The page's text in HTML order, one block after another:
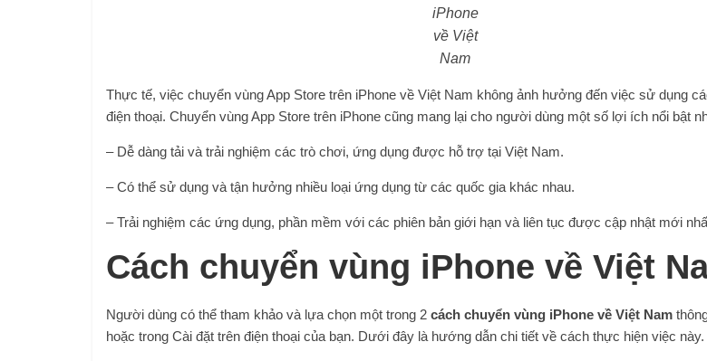
iPhone
về Việt
Nam
Thực tế, việc chuyển vùng App Store trên iPhone về Việt Nam không ảnh hưởng đến việc sử dụng
điện thoại. Chuyển vùng App Store trên iPhone cũng mang lại cho người dùng một số lợi ích nổi bật
– Dễ dàng tải và trải nghiệm các trò chơi, ứng dụng được hỗ trợ tại Việt Nam.
– Có thể sử dụng và tận hưởng nhiều loại ứng dụng từ các quốc gia khác nhau.
– Trải nghiệm các ứng dụng, phần mềm với các phiên bản giới hạn và liên tục được cập nhật mới
Cách chuyển vùng iPhone về Việt
Người dùng có thể tham khảo và lựa chọn một trong 2 cách chuyển vùng iPhone về Việt Nam
hoặc trong Cài đặt trên điện thoại của bạn. Dưới đây là hướng dẫn chi tiết về cách thực hiện việc này.